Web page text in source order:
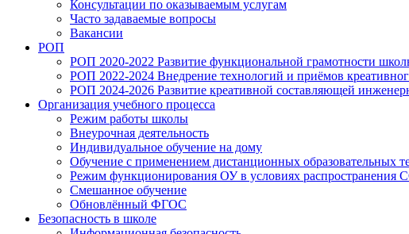
Консультации по оказываемым услугам
Часто задаваемые вопросы
Вакансии
РОП
РОП 2020-2022 Развитие функциональной грамотности
РОП 2022-2024 Внедрение технологий и приёмов
РОП 2024-2026 Развитие креативной составляющей
Организация учебного процесса
Режим работы школы
Внеурочная деятельность
Индивидуальное обучение на дому
Обучение с применением дистанционных образовательных
Режим функционирования ОУ в условиях распространения
Смешанное обучение
Обновлённый ФГОС
Безопасность в школе